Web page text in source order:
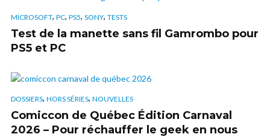
MICROSOFT, PC, PS5, SONY, TESTS
Test de la manette sans fil Gamrombo pour
PS5 et PC
DOSSIERS, HORS SÉRIES, NOUVELLES
Comiccon de Québec Édition Carnaval
2026 – Pour réchauffer le geek en nous